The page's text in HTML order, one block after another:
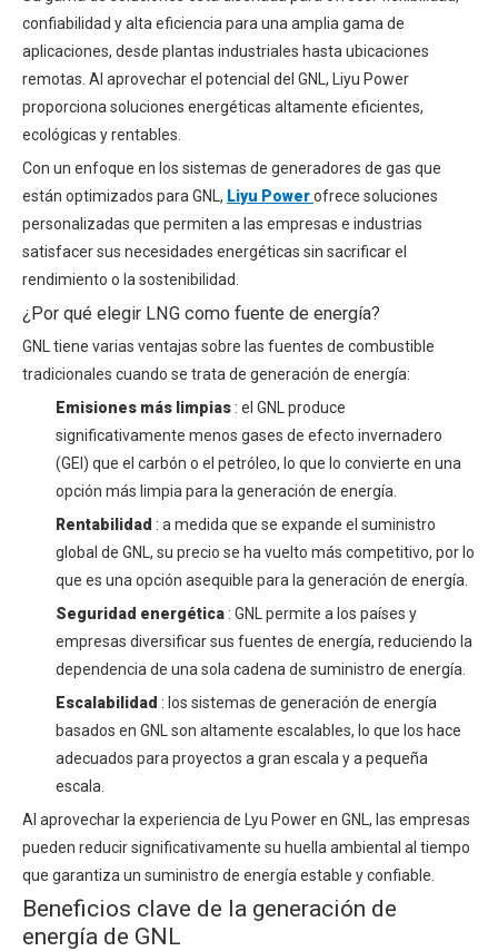
confiabilidad y alta eficiencia para una amplia gama de
aplicaciones, desde plantas industriales hasta ubicaciones
remotas. Al aprovechar el potencial del GNL, Liyu Power
proporciona soluciones energéticas altamente eficientes,
ecológicas y rentables.
Con un enfoque en los sistemas de generadores de gas que
están optimizados para GNL, Liyu Powerofrece soluciones
personalizadas que permiten a las empresas e industrias
satisfacer sus necesidades energéticas sin sacrificar el
rendimiento o la sostenibilidad.
¿Por qué elegir LNG como fuente de energía?
GNL tiene varias ventajas sobre las fuentes de combustible
tradicionales cuando se trata de generación de energía:
Emisiones más limpias : el GNL produce
significativamente menos gases de efecto invernadero
(GEI) que el carbón o el petróleo, lo que lo convierte en una
opción más limpia para la generación de energía.
Rentabilidad : a medida que se expande el suministro
global de GNL, su precio se ha vuelto más competitivo, por lo
que es una opción asequible para la generación de energía.
Seguridad energética : GNL permite a los países y
empresas diversificar sus fuentes de energía, reduciendo la
dependencia de una sola cadena de suministro de energía.
Escalabilidad : los sistemas de generación de energía
basados ​​en GNL son altamente escalables, lo que los hace
adecuados para proyectos a gran escala y a pequeña
escala.
Al aprovechar la experiencia de Lyu Power en GNL, las empresas
pueden reducir significativamente su huella ambiental al tiempo
que garantiza un suministro de energía estable y confiable.
Beneficios clave de la generación de
energía de GNL